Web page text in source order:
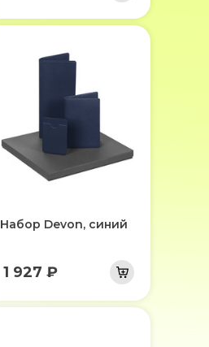
Набор Devon, синий
1 927 ₽